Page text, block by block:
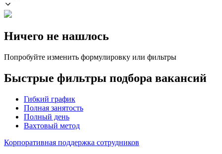
Ничего не нашлось
Попробуйте изменить формулировку или фильтры
Быстрые фильтры подбора вакансий
Гибкий график
Полная занятость
Полный день
Вахтовый метод
Корпоративная поддержка сотрудников